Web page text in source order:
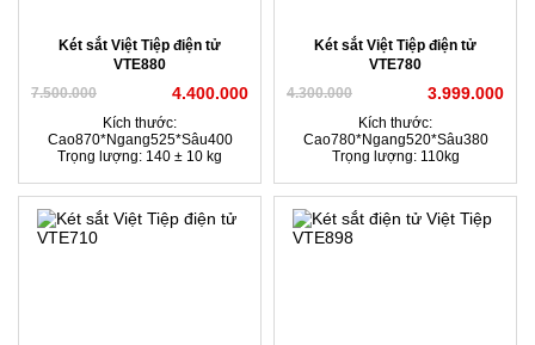
Két sắt Việt Tiệp điện tử
VTE880
7.500.000
4.400.000
Kích thước:
Cao870*Ngang525*Sâu400
Trọng lượng: 140 ± 10 kg
Két sắt Việt Tiệp điện tử
VTE780
4.300.000
3.999.000
Kích thước:
Cao780*Ngang520*Sâu380
Trọng lượng: 110kg